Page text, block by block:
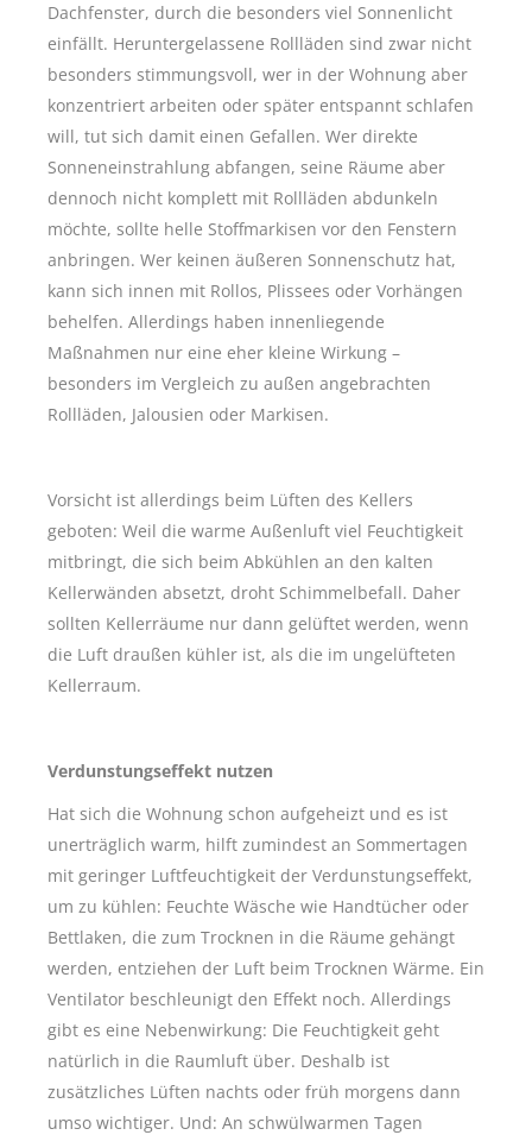
Dachfenster, durch die besonders viel Sonnenlicht
einfällt. Heruntergelassene Rollläden sind zwar nicht
besonders stimmungsvoll, wer in der Wohnung aber
konzentriert arbeiten oder später entspannt schlafen
will, tut sich damit einen Gefallen. Wer direkte
Sonneneinstrahlung abfangen, seine Räume aber
dennoch nicht komplett mit Rollläden abdunkeln
möchte, sollte helle Stoffmarkisen vor den Fenstern
anbringen. Wer keinen äußeren Sonnenschutz hat,
kann sich innen mit Rollos, Plissees oder Vorhängen
behelfen. Allerdings haben innenliegende
Maßnahmen nur eine eher kleine Wirkung –
besonders im Vergleich zu außen angebrachten
Rollläden, Jalousien oder Markisen.
Vorsicht ist allerdings beim Lüften des Kellers
geboten: Weil die warme Außenluft viel Feuchtigkeit
mitbringt, die sich beim Abkühlen an den kalten
Kellerwänden absetzt, droht Schimmelbefall. Daher
sollten Kellerräume nur dann gelüftet werden, wenn
die Luft draußen kühler ist, als die im ungelüfteten
Kellerraum.
Verdunstungseffekt nutzen
Hat sich die Wohnung schon aufgeheizt und es ist
unerträglich warm, hilft zumindest an Sommertagen
mit geringer Luftfeuchtigkeit der Verdunstungseffekt,
um zu kühlen: Feuchte Wäsche wie Handtücher oder
Bettlaken, die zum Trocknen in die Räume gehängt
werden, entziehen der Luft beim Trocknen Wärme. Ein
Ventilator beschleunigt den Effekt noch. Allerdings
gibt es eine Nebenwirkung: Die Feuchtigkeit geht
natürlich in die Raumluft über. Deshalb ist
zusätzliches Lüften nachts oder früh morgens dann
umso wichtiger. Und: An schwülwarmen Tagen